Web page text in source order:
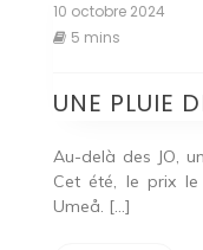
10 octobre 2024
5 mins
UNE PLUIE
Au-delà des JO,
Cet été, le prix
Umeå. […]